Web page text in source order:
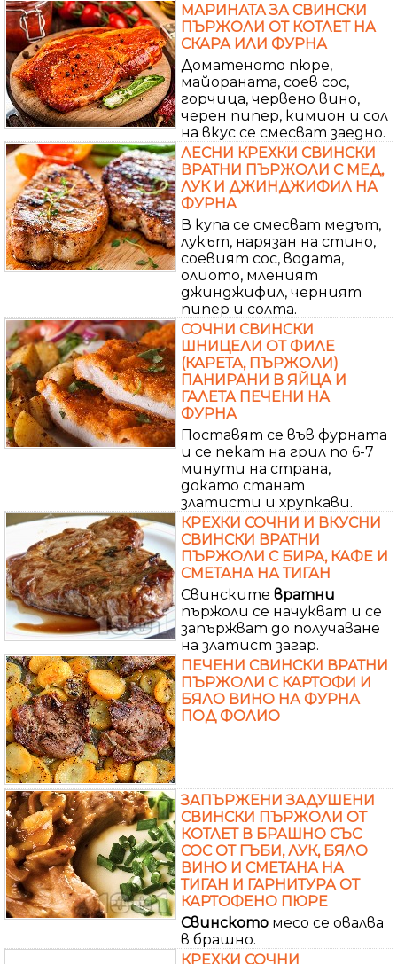
МАРИНАТА ЗА СВИНСКИ
ПЪРЖОЛИ ОТ КОТЛЕТ НА
СКАРА ИЛИ ФУРНА
Доматеното пюре,
майораната, соев сос,
горчица, червено вино,
черен пипер, кимион и сол
на вкус се смесват заедно.
ЛЕСНИ КРЕХКИ СВИНСКИ
ВРАТНИ ПЪРЖОЛИ С МЕД,
ЛУК И ДЖИНДЖИФИЛ НА
ФУРНА
В купа се смесват медът,
лукът, нарязан на стино,
соевият сос, водата,
олиото, мленият
джинджифил, черният
пипер и солта.
СОЧНИ СВИНСКИ
ШНИЦЕЛИ ОТ ФИЛЕ
(КАРЕТА, ПЪРЖОЛИ)
ПАНИРАНИ В ЯЙЦА И
ГАЛЕТА ПЕЧЕНИ НА
ФУРНА
Поставят се във фурната
и се пекат на грил по 6-7
минути на страна,
докато станат
златисти и хрупкави.
КРЕХКИ СОЧНИ И ВКУСНИ
СВИНСКИ ВРАТНИ
ПЪРЖОЛИ С БИРА, КАФЕ И
СМЕТАНА НА ТИГАН
Свинските вратни
пържоли се начукват и се
запържват до получаване
на златист загар.
ПЕЧЕНИ СВИНСКИ ВРАТНИ
ПЪРЖОЛИ С КАРТОФИ И
БЯЛО ВИНО НА ФУРНА
ПОД ФОЛИО
ЗАПЪРЖЕНИ ЗАДУШЕНИ
СВИНСКИ ПЪРЖОЛИ ОТ
КОТЛЕТ В БРАШНО СЪС
СОС ОТ ГЪБИ, ЛУК, БЯЛО
ВИНО И СМЕТАНА НА
ТИГАН И ГАРНИТУРА ОТ
КАРТОФЕНО ПЮРЕ
Свинското месо се овалва
в брашно.
КРЕХКИ СОЧНИ